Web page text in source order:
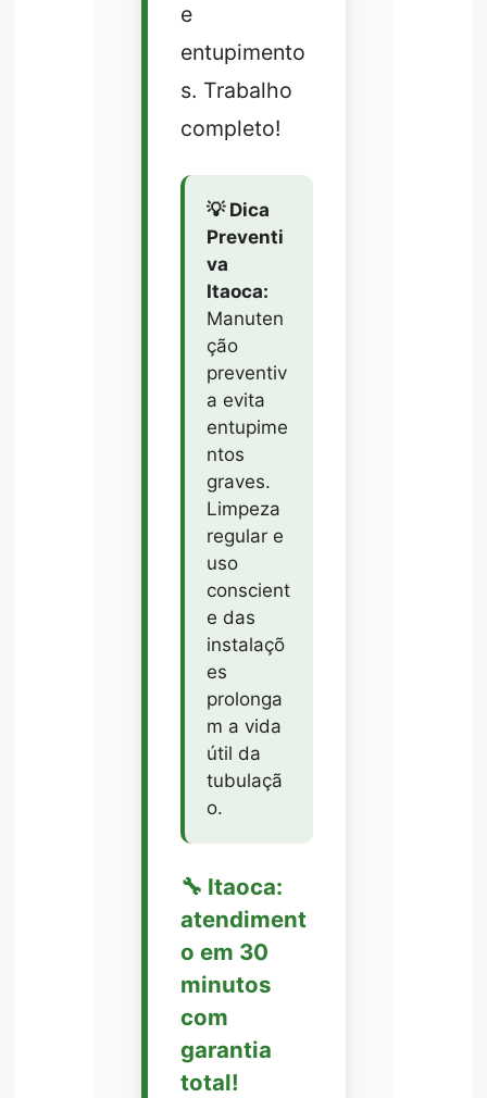
e
entupimento
s. Trabalho
completo!
💡 Dica
Preventi
va
Itaoca:
Manuten
ção
preventiv
a evita
entupime
ntos
graves.
Limpeza
regular e
uso
conscient
e das
instalaçõ
es
prolonga
m a vida
útil da
tubulaçã
o.
🔧 Itaoca:
atendiment
o em 30
minutos
com
garantia
total!